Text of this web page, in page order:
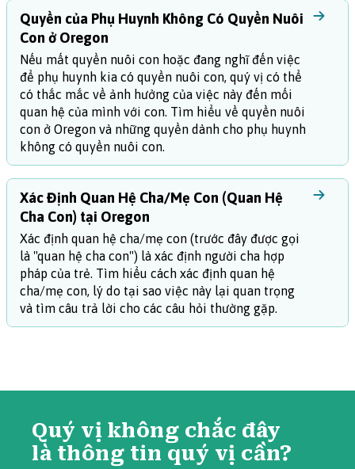
Quyền của Phụ Huynh Không Có Quyền Nuôi
Con ở Oregon
Nếu mất quyền nuôi con hoặc đang nghĩ đến việc
để phụ huynh kia có quyền nuôi con, quý vị có thể
có thắc mắc về ảnh hưởng của việc này đến mối
quan hệ của mình với con. Tìm hiểu về quyền nuôi
con ở Oregon và những quyền dành cho phụ huynh
không có quyền nuôi con.
Xác Định Quan Hệ Cha/Mẹ Con (Quan Hệ
Cha Con) tại Oregon
Xác định quan hệ cha/mẹ con (trước đây được gọi
là "quan hệ cha con") là xác định người cha hợp
pháp của trẻ. Tìm hiểu cách xác định quan hệ
cha/mẹ con, lý do tại sao việc này lại quan trọng
và tìm câu trả lời cho các câu hỏi thường gặp.
Quý vị không chắc đây
là thông tin quý vị cần?